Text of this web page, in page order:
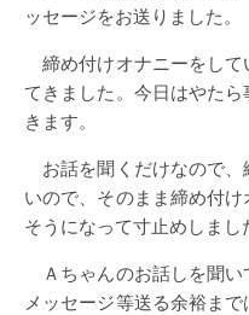
ッセージをお送りました。
締め付けオナニーをして
てきました。今日はやた
きます。
お話を聞くだけなので、
いので、そのまま締め付
そうになって寸止めしまし
Ａちゃんのお話しを聞い
メッセージ等送る余裕ま